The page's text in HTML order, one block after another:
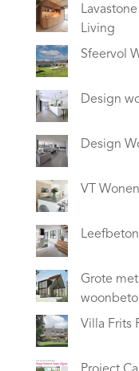
Living
Sfeervol
Design
Design
VT
Grote
Villa Frits